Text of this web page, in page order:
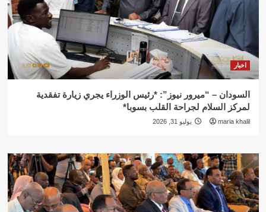
اخبار
السودان – “ميرور نيوز”: *رئيس الوزراء يجري زيارة تفقدية
لمركز السلام لجراحة القلب بسوبا*
maria khalil يوليو 31, 2026